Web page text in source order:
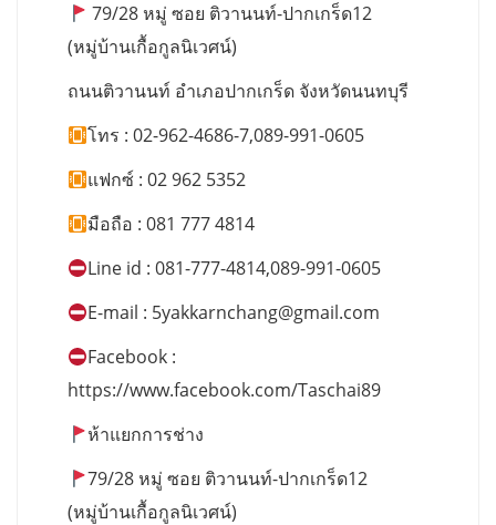
79/28 หมู่ ซอย ติวานนท์-ปากเกร็ด12
(หมู่บ้านเกื้อกูลนิเวศน์)
ถนนติวานนท์ อำเภอปากเกร็ด จังหวัดนนทบุรี
โทร : 02-962-4686-7,089-991-0605
แฟกซ์ : 02 962 5352
มือถือ : 081 777 4814
Line id : 081-777-4814,089-991-0605
E-mail : 5yakkarnchang@gmail.com
Facebook :
https://www.facebook.com/Taschai89
ห้าแยกการช่าง
79/28 หมู่ ซอย ติวานนท์-ปากเกร็ด12
(หมู่บ้านเกื้อกูลนิเวศน์)